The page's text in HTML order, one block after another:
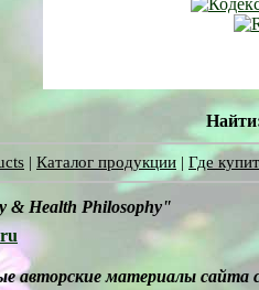
| Каталог продукции | Где
& Health Philosophy"
авторские материалы сайта